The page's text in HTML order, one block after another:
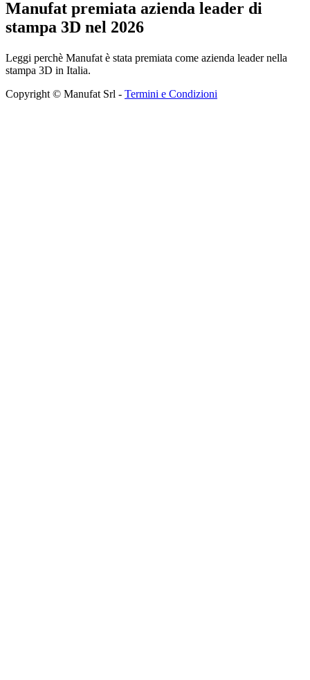
Manufat premiata azienda leader di
stampa 3D nel 2026
Leggi perchè Manufat è stata premiata come azienda leader nella
stampa 3D in Italia.
Copyright © Manufat Srl - Termini e Condizioni